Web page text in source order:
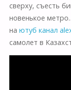
сверху, съесть
новенькое
на ютуб канал
самолет в